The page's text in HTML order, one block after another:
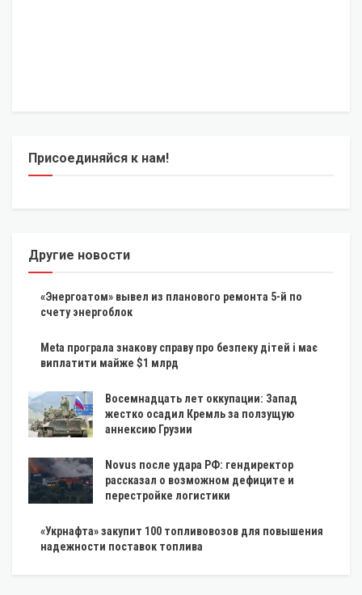
Присоединяйся к нам!
Другие новости
«Энергоатом» вывел из планового ремонта 5-й по
счету энергоблок
Meta програла знакову справу про безпеку дітей і має
виплатити майже $1 млрд
Восемнадцать лет оккупации: Запад
жестко осадил Кремль за ползущую
аннексию Грузии
Novus после удара РФ: гендиректор
рассказал о возможном дефиците и
перестройке логистики
«Укрнафта» закупит 100 топливовозов для повышения
надежности поставок топлива